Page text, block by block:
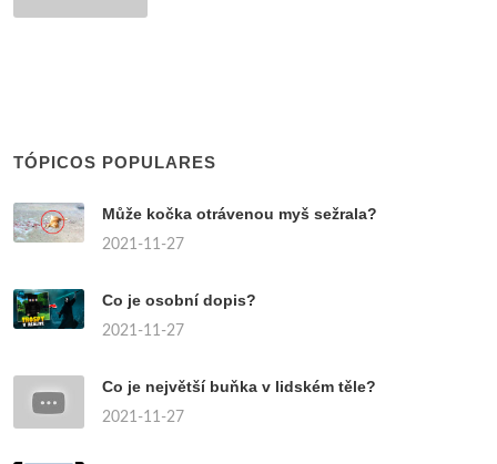
TÓPICOS POPULARES
Může kočka otrávenou myš sežrala?
2021-11-27
Co je osobní dopis?
2021-11-27
Co je největší buňka v lidském těle?
2021-11-27